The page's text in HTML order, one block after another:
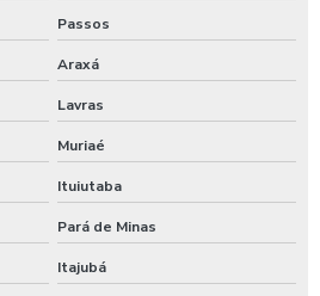
automotiva
de veiculos
de carros
Passos
Araxá
Lavras
Muriaé
Ituiutaba
Pará de Minas
Itajubá